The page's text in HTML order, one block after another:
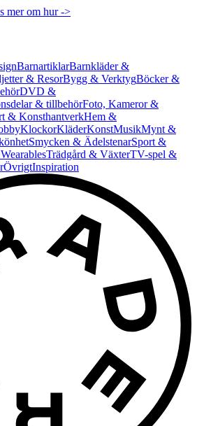
mer om hur ->
BarnartiklarBarnkläder &
& ResorBygg & VerktygBöcker &
DVD &
& tillbehörFoto, Kameror &
& KonsthantverkHem &
KlockorKläderKonstMusikMynt &
Smycken & ÄdelstenarSport &
Trädgård & VäxterTV-spel &
ÖvrigtInspiration